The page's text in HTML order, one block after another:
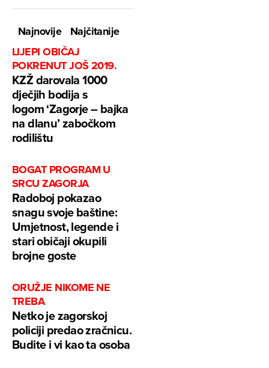
Najnovije
Najčitanije
LIJEPI OBIČAJ
POKRENUT JOŠ 2019.
KZŽ darovala 1000
dječjih bodija s
logom ‘Zagorje – bajka
na dlanu’ zabočkom
rodilištu
BOGAT PROGRAM U
SRCU ZAGORJA
Radoboj pokazao
snagu svoje baštine:
Umjetnost, legende i
stari običaji okupili
brojne goste
ORUŽJE NIKOME NE
TREBA
Netko je zagorskoj
policiji predao zračnicu.
Budite i vi kao ta osoba